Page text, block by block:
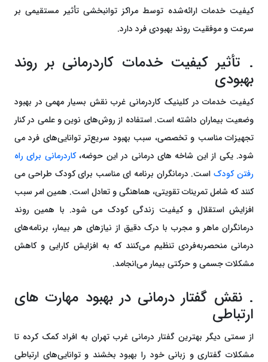
کیفیت خدمات ارائه‌شده توسط مراکز توانبخشی تأثیر مستقیمی بر
سرعت و موفقیت روند بهبودی فرد دارد.
. تأثير كيفيت خدمات کاردرمانی بر روند
بهبودی
کیفیت خدمات در کلینیک کاردرمانی غرب نقش بسیار مهمی در بهبود
وضعیت بیماران داشته است. استفاده از روش‌های نوین و علمی در کنار
تجهیزات مناسب و تخصصی، سبب بهبود سریع‌تر توانایی‌های فرد می
شود. یکی از این شاخه های درمانی در این حوضه،کاردرمانی برای راه
رفتن کودکاست. درمانگران برنامه ای مناسب برای کودک طراحی می
کنند که شامل تمرینات تقویتی، هماهنگی و تعادل است. همین امر سبب
افزایش استقلال و کیفیت زندگی کودک می شود. با همین روند
درمانگران ماهر و مجرب با درک دقیق از نیازهای هر بیمار، برنامه‌های
درمانی منحصربه‌فردی تنظیم می‌کنند که به افزایش کارایی و کاهش
مشکلات جسمی و حرکتی بیمار می‌انجامد.
. نقش گفتار درمانی در بهبود مهارت های
ارتباطی
از سمتی دیگر بهترین گفتار درمانی غرب تهران به افراد کمک کرده تا
مشکلات گفتاری و زبانی خود را بهبود بخشند و توانایی‌های ارتباطی